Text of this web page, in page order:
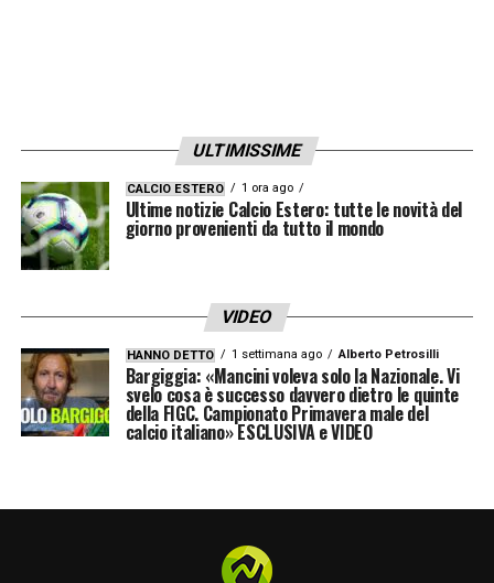
ULTIMISSIME
CALCIO ESTERO 1 ora ago
Ultime notizie Calcio Estero: tutte le novità del
giorno provenienti da tutto il mondo
VIDEO
HANNO DETTO 1 settimana ago Alberto Petrosilli
Bargiggia: «Mancini voleva solo la Nazionale. Vi
svelo cosa è successo davvero dietro le quinte
della FIGC. Campionato Primavera male del
calcio italiano» ESCLUSIVA e VIDEO